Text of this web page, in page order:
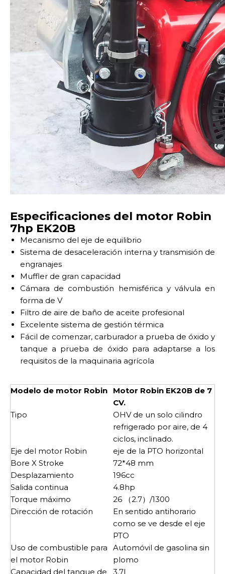
Especificaciones del motor Robin
7hp EK20B
Mecanismo del eje de equilibrio
Sistema de desaceleración interna y transmisión de
engranajes
Muffler de gran capacidad
Cámara de combustión hemisférica y válvula en
forma de V
Filtro de aire de baño de aceite profesional
Excelente sistema de gestión térmica
Fácil de comenzar, carburador a prueba de óxido y
tanque a prueba de óxido para adaptarse a los
requisitos de la maquinaria agrícola
Modelo de motor Robin
Motor Robin EK20B de 7
CV.
Tipo
OHV de un solo cilindro
refrigerado por aire, de 4
ciclos, inclinado.
Eje del motor Robin
eje de la PTO horizontal
Bore X Stroke
72*48 mm
Desplazamiento
196cc
Salida continua
4.8hp
Torque máximo
26 （2.7）/1300
Dirección de rotación
En sentido antihorario
como se ve desde el eje
PTO
Uso de combustible para
el motor Robin
Automóvil de gasolina sin
plomo
Capacidad del tanque de
3.7L